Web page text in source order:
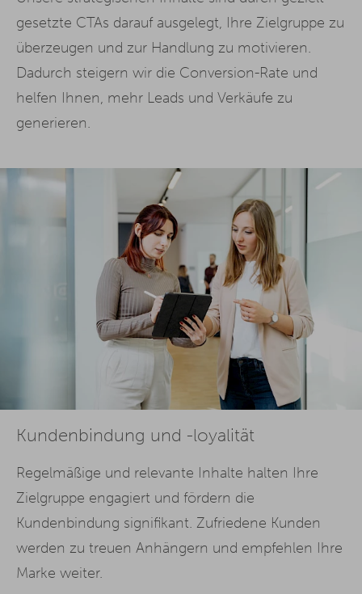
gesetzte CTAs darauf ausgelegt, Ihre Zielgruppe zu
überzeugen und zur Handlung zu motivieren.
Dadurch steigern wir die Conversion-Rate und
helfen Ihnen, mehr Leads und Verkäufe zu
generieren.
Kundenbindung und -loyalität
Regelmäßige und relevante Inhalte halten Ihre
Zielgruppe engagiert und fördern die
Kundenbindung signifikant. Zufriedene Kunden
werden zu treuen Anhängern und empfehlen Ihre
Marke weiter.